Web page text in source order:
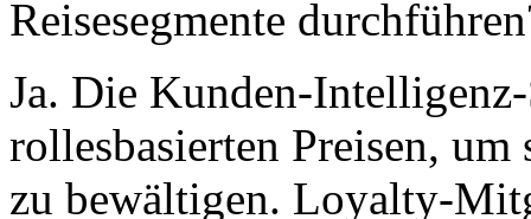
Reisesegmente
Ja. Die Kunden-
rollesbasierten Preisen, um
zu bewältigen. Loyalty-